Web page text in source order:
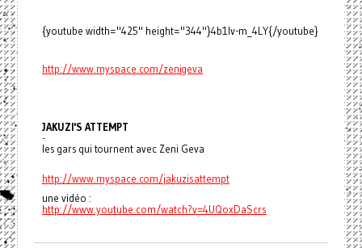
{youtube width="425" height="344"}4b1lv-m_4LY{/youtube}
http://www.myspace.com/zenigeva
JAKUZI'S ATTEMPT
-
les gars qui tournent avec Zeni Geva
http://www.myspace.com/jakuzisattempt
une vidéo :
http://www.youtube.com/watch?v=4UQoxDaScrs